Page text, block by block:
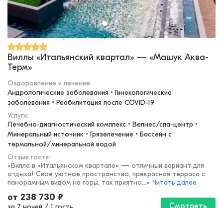
Кавказские Минеральные Воды, Железноводск
Виллы «Итальянский квартал» — «Машук Аква-
Терм»
Оздоровление и лечение:
Андрологические заболевания • Гинекологические
заболевания • Реабилитация после COVID-19
Услуги:
Лечебно-диагностический комплекс • Велнес/спа-центр •
Минеральный источник • Грязелечение • Бассейн с
термальной/минеральной водой
Отзыв гостя:
«Вилла в «Итальянском квартале» — отличный вариант для
отдыха! Свое уютное пространство, прекрасная терраса с
панорамным видом на горы, так приятно...» Читать далее
от 238 730 ₽
Смотреть